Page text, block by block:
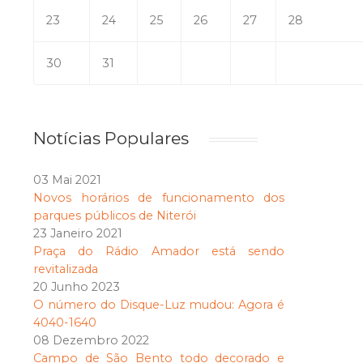
23 24 25 26 27 28
30 31
Notícias Populares
03 Mai 2021
Novos horários de funcionamento dos
parques públicos de Niterói
23 Janeiro 2021
Praça do Rádio Amador está sendo
revitalizada
20 Junho 2023
O número do Disque-Luz mudou: Agora é
4040-1640
08 Dezembro 2022
Campo de São Bento todo decorado e